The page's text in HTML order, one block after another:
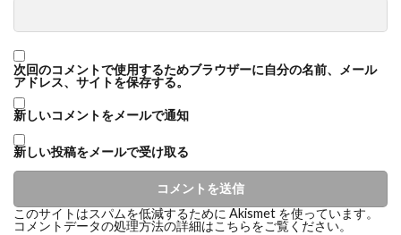
次回のコメントで使用するためブラウザーに自分の名前、メール
アドレス、サイトを保存する。
新しいコメントをメールで通知
新しい投稿をメールで受け取る
このサイトはスパムを低減するために Akismet を使っています。
コメントデータの処理方法の詳細はこちらをご覧ください。